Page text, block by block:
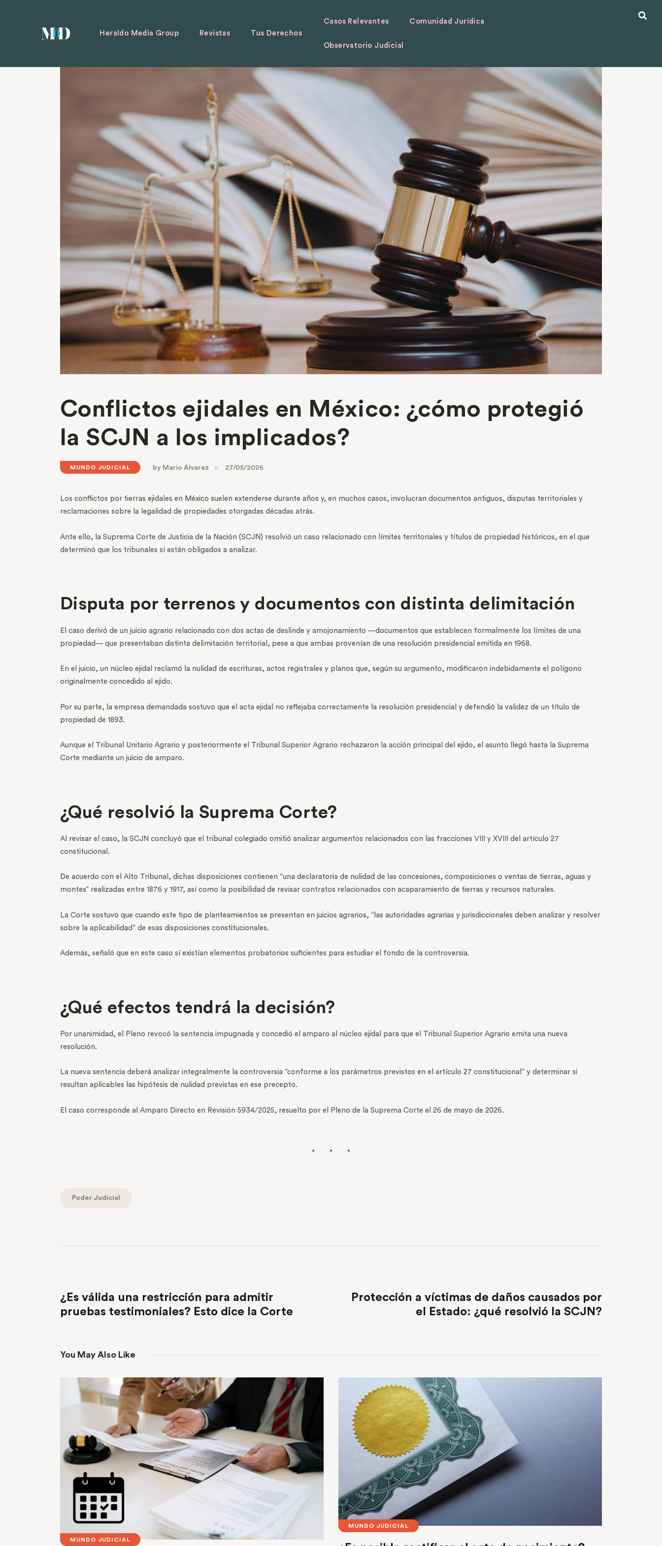
Heraldo Media Group Revistas Tus Derechos
Casos Relevantes Comunidad Jurídica
Observatorio Judicial
Conflictos ejidales en México: ¿cómo protegió
la SCJN a los implicados?
MUNDO JUDICIAL by Mario Álvarez 27/05/2026
Los conflictos por tierras ejidales en México suelen extenderse durante años y, en muchos casos, involucran documentos antiguos, disputas territoriales y
reclamaciones sobre la legalidad de propiedades otorgadas décadas atrás.
Ante ello, la Suprema Corte de Justicia de la Nación (SCJN) resolvió un caso relacionado con límites territoriales y títulos de propiedad históricos, en el que
determinó que los tribunales sí están obligados a analizar.
Disputa por terrenos y documentos con distinta delimitación
El caso derivó de un juicio agrario relacionado con dos actas de deslinde y amojonamiento —documentos que establecen formalmente los límites de una
propiedad— que presentaban distinta delimitación territorial, pese a que ambas provenían de una resolución presidencial emitida en 1968.
En el juicio, un núcleo ejidal reclamó la nulidad de escrituras, actos registrales y planos que, según su argumento, modificaron indebidamente el polígono
originalmente concedido al ejido.
Por su parte, la empresa demandada sostuvo que el acta ejidal no reflejaba correctamente la resolución presidencial y defendió la validez de un título de
propiedad de 1893.
Aunque el Tribunal Unitario Agrario y posteriormente el Tribunal Superior Agrario rechazaron la acción principal del ejido, el asunto llegó hasta la Suprema
Corte mediante un juicio de amparo.
¿Qué resolvió la Suprema Corte?
Al revisar el caso, la SCJN concluyó que el tribunal colegiado omitió analizar argumentos relacionados con las fracciones VIII y XVIII del artículo 27
constitucional.
De acuerdo con el Alto Tribunal, dichas disposiciones contienen “una declaratoria de nulidad de las concesiones, composiciones o ventas de tierras, aguas y
montes” realizadas entre 1876 y 1917, así como la posibilidad de revisar contratos relacionados con acaparamiento de tierras y recursos naturales.
La Corte sostuvo que cuando este tipo de planteamientos se presentan en juicios agrarios, “las autoridades agrarias y jurisdiccionales deben analizar y resolver
sobre la aplicabilidad” de esas disposiciones constitucionales.
Además, señaló que en este caso sí existían elementos probatorios suficientes para estudiar el fondo de la controversia.
¿Qué efectos tendrá la decisión?
Por unanimidad, el Pleno revocó la sentencia impugnada y concedió el amparo al núcleo ejidal para que el Tribunal Superior Agrario emita una nueva
resolución.
La nueva sentencia deberá analizar integralmente la controversia “conforme a los parámetros previstos en el artículo 27 constitucional” y determinar si
resultan aplicables las hipótesis de nulidad previstas en ese precepto.
El caso corresponde al Amparo Directo en Revisión 5934/2025, resuelto por el Pleno de la Suprema Corte el 26 de mayo de 2026.
Poder Judicial
¿Es válida una restricción para admitir
pruebas testimoniales? Esto dice la Corte
Protección a víctimas de daños causados por
el Estado: ¿qué resolvió la SCJN?
You May Also Like
MUNDO JUDICIAL
MUNDO JUDICIAL